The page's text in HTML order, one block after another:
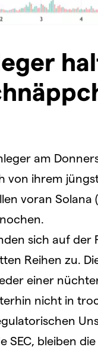
am
von ihrem
voran
sich auf
Reihen zu.
einer
nicht in
SEC, bleiben